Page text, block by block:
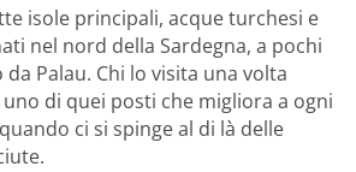
isole principali, acque turchesi e
nel nord della Sardegna, a pochi
Palau. Chi lo visita una volta
di quei posti che migliora a ogni
ci si spinge al di là delle